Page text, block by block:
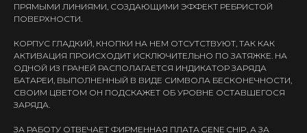
ПРЯМЫМИ ЛИНИЯМИ, СОЗДАЮЩИМИ ЭФФЕКТ РЕБРИСТОЙ
ПОВЕРХНОСТИ.
КОРПУС ГЛАДКИЙ, КНОПКИ НА НЕМ ОТСУТСТВУЮТ, ТАК КАК
АКТИВАЦИЯ ПРОИСХОДИТ ИСКЛЮЧИТЕЛЬНО ПО ЗАТЯЖКЕ. НА
ОДНОЙ ИЗ ГРАНЕЙ РАСПОЛАГАЕТСЯ ИНДИКАТОР ЗАРЯДА
БАТАРЕИ, ВЫПОЛНЕННЫЙ В ВИДЕ СИМВОЛА БЕСКОНЕЧНОСТИ,
СВОИМ ЦВЕТОМ ОН ПОДСКАЖЕТ ОБ УРОВНЕ ОСТАВШЕГОСЯ
ЗАРЯДА.
ЗА РАБОТУ ОТВЕЧАЕТ ФИРМЕННАЯ ПЛАТА GENE CHIP, А ЗА